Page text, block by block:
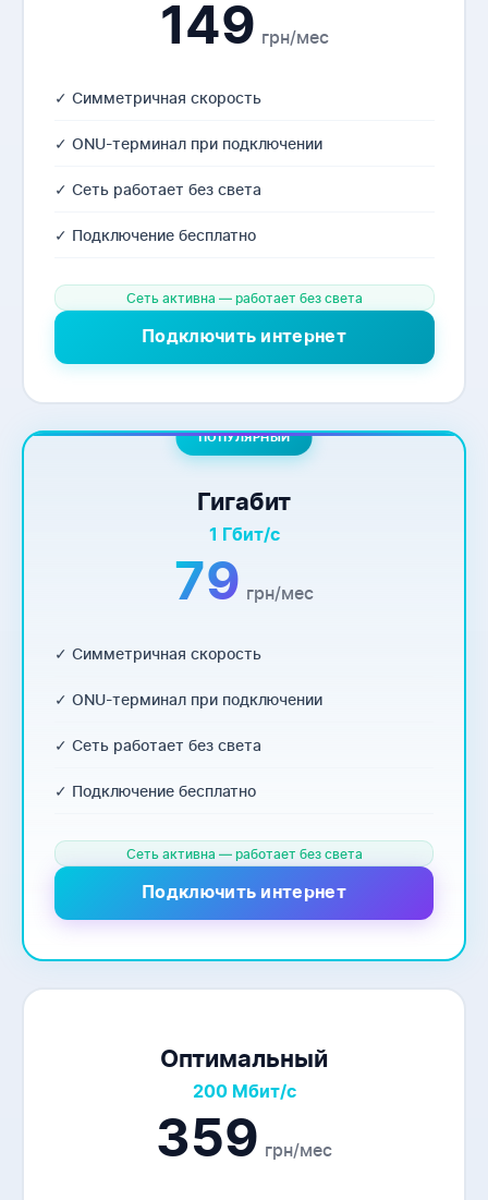
149 грн/мес
✓ Симметричная скорость
✓ ONU-терминал при подключении
✓ Сеть работает без света
✓ Подключение бесплатно
Сеть активна — работает без света
Подключить интернет
ПОПУЛЯРНЫЙ
Гигабит
1 Гбит/с
79 грн/мес
✓ Симметричная скорость
✓ ONU-терминал при подключении
✓ Сеть работает без света
✓ Подключение бесплатно
Сеть активна — работает без света
Подключить интернет
Оптимальный
200 Мбит/с
359 грн/мес